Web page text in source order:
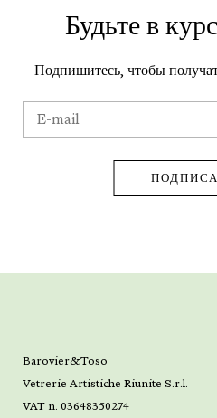
Будьте в
Подпишитесь, чтобы
Barovier&Toso
Vetrerie Artistiche Riunite S.r.l.
VAT n. 03648350274